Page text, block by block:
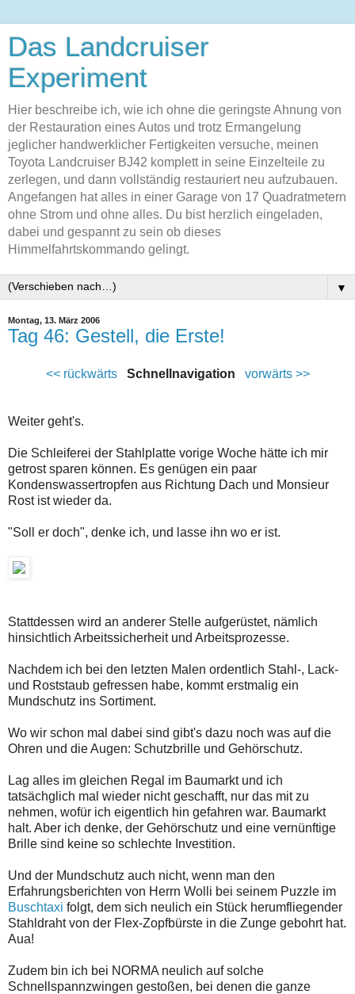
Das Landcruiser
Experiment
Hier beschreibe ich, wie ich ohne die geringste Ahnung von
der Restauration eines Autos und trotz Ermangelung
jeglicher handwerklicher Fertigkeiten versuche, meinen
Toyota Landcruiser BJ42 komplett in seine Einzelteile zu
zerlegen, und dann vollständig restauriert neu aufzubauen.
Angefangen hat alles in einer Garage von 17 Quadratmetern
ohne Strom und ohne alles. Du bist herzlich eingeladen,
dabei und gespannt zu sein ob dieses
Himmelfahrtskommando gelingt.
▼
Montag, 13. März 2006
Tag 46: Gestell, die Erste!
<< rückwärtsSchnellnavigation vorwärts >>
Weiter geht's.
Die Schleiferei der Stahlplatte vorige Woche hätte ich mir
getrost sparen können. Es genügen ein paar
Kondenswassertropfen aus Richtung Dach und Monsieur
Rost ist wieder da.
"Soll er doch", denke ich, und lasse ihn wo er ist.
Stattdessen wird an anderer Stelle aufgerüstet, nämlich
hinsichtlich Arbeitssicherheit und Arbeitsprozesse.
Nachdem ich bei den letzten Malen ordentlich Stahl-, Lack-
und Roststaub gefressen habe, kommt erstmalig ein
Mundschutz ins Sortiment.
Wo wir schon mal dabei sind gibt's dazu noch was auf die
Ohren und die Augen: Schutzbrille und Gehörschutz.
Lag alles im gleichen Regal im Baumarkt und ich
tatsächglich mal wieder nicht geschafft, nur das mit zu
nehmen, wofür ich eigentlich hin gefahren war. Baumarkt
halt. Aber ich denke, der Gehörschutz und eine vernünftige
Brille sind keine so schlechte Investition.
Und der Mundschutz auch nicht, wenn man den
Erfahrungsberichten von Herrn Wolli bei seinem Puzzle im
Buschtaxi folgt, dem sich neulich ein Stück herumfliegender
Stahldraht von der Flex-Zopfbürste in die Zunge gebohrt hat.
Aua!
Zudem bin ich bei NORMA neulich auf solche
Schnellspannzwingen gestoßen, bei denen die ganze